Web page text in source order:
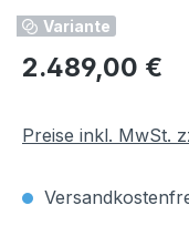
Variante
Regulärer Preis:
2.489,00 €
Preise inkl. MwSt.